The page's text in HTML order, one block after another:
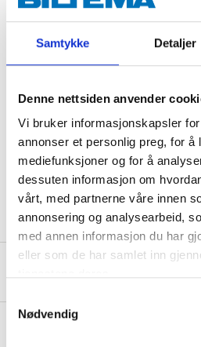
Samtykke Detaljer
Denne nettsiden anvender
Vi bruker informasjonskapsler
annonser et personlig preg, for å
mediefunksjoner og for å
dessuten informasjon om
vårt, med partnerne våre innen
annonsering og analysearbeid,
med annen informasjon du har
eller som de har samlet inn
Nødvendig
Voltage
Capacity
Thickness
Battery type
Rechargeable
Quantity
6